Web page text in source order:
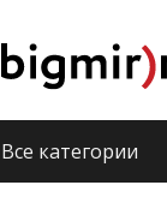
Все категории